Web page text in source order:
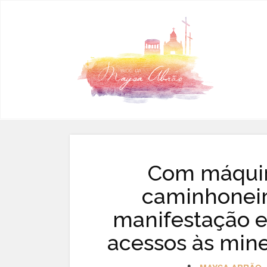
Com
manifestação
acessos às